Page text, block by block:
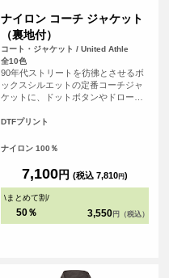
ナイロン コーチ ジャケット
（裏地付）
コート・ジャケット / United Athle
全10色
90年代ストリートを彷彿とさせるボ
ックスシルエットの定番コーチジャ
ケットに、ドットボタンやドローコ
た一着。 ユニセックス仕様で普段使
フォーム用途にも人気のアイテムで
100％タフタ生地を使用し、身頃部分
にはトリコット起毛の裏地付きで防
風性と快適さを両立しています。 シ
め、普段使いからアクティブなシー
DTFプリント
ナイロン 100％
7,100円 (税込 7,810円)
\まとめて割/
50％ 3,550 円（税込）